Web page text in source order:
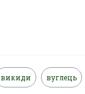
викиди вуглець